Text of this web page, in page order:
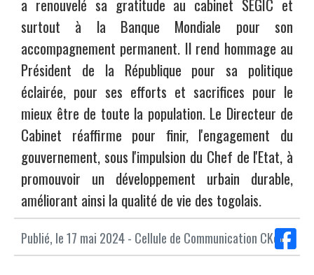
a renouvelé sa gratitude au cabinet SEGIC et
surtout à la Banque Mondiale pour son
accompagnement permanent. Il rend hommage au
Président de la République pour sa politique
éclairée, pour ses efforts et sacrifices pour le
mieux être de toute la population. Le Directeur de
Cabinet réaffirme pour finir, l'engagement du
gouvernement, sous l'impulsion du Chef de l'Etat, à
promouvoir un développement urbain durable,
améliorant ainsi la qualité de vie des togolais.
Publié, le 17 mai 2024 - Cellule de Communication CKo1